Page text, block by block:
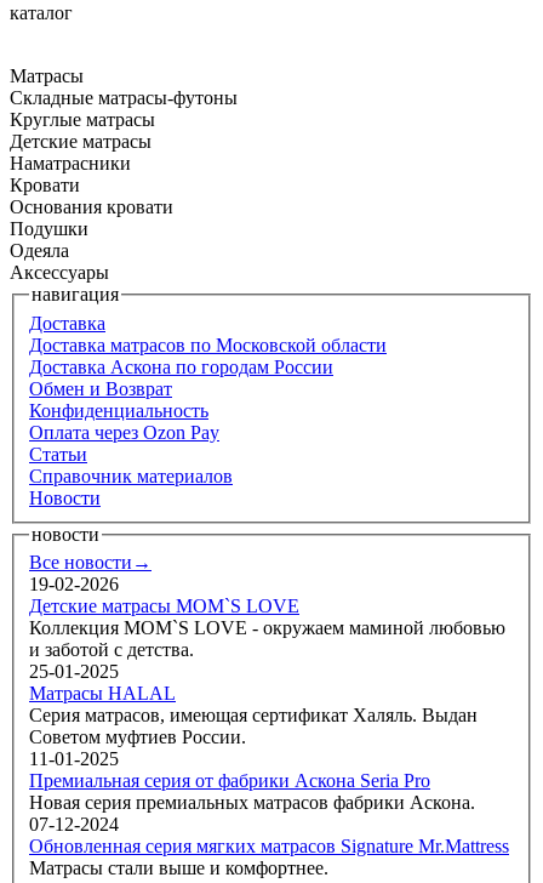
каталог
Матрасы
Складные матрасы-футоны
Круглые матрасы
Детские матрасы
Наматрасники
Кровати
Основания кровати
Подушки
Одеяла
Аксессуары
навигация
Доставка
Доставка матрасов по Московской области
Доставка Аскона по городам России
Обмен и Возврат
Конфиденциальность
Оплата через Ozon Pay
Статьи
Справочник материалов
Новости
новости
Все новости→
19-02-2026
Детские матрасы MOM`S LOVE
Коллекция MOM`S LOVE - окружаем маминой любовью
и заботой с детства.
25-01-2025
Матрасы HALAL
Серия матрасов, имеющая сертификат Халяль. Выдан
Советом муфтиев России.
11-01-2025
Премиальная серия от фабрики Аскона Seria Pro
Новая серия премиальных матрасов фабрики Аскона.
07-12-2024
Обновленная серия мягких матрасов Signature Mr.Mattress
Матрасы стали выше и комфортнее.